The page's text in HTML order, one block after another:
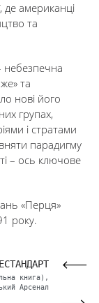
де американці
та
небезпечна
та
нові його
групах,
і стратами
парадигму
– ось ключове
«Перця»
року.
книга),
Арсенал